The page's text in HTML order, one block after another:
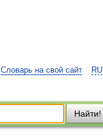
RU
Словарь на свой сайт
Найти!